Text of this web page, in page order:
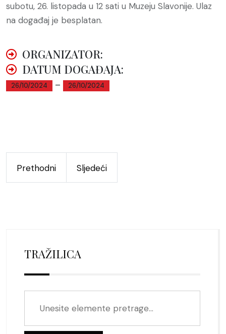
subotu, 26. listopada u 12 sati u Muzeju Slavonije. Ulaz
na događaj je besplatan.
ORGANIZATOR:
DATUM DOGAĐAJA:
26/10/2024 – 26/10/2024
Prethodni Sljedeći
TRAŽILICA